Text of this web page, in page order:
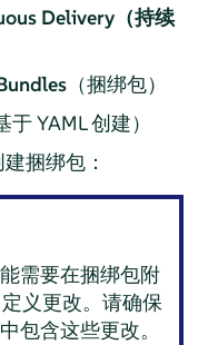
Delivery（持续
（捆绑包）
于 YAML 创建）
捆绑包：
需要在捆绑包附
义更改。请确保
包含这些更改。